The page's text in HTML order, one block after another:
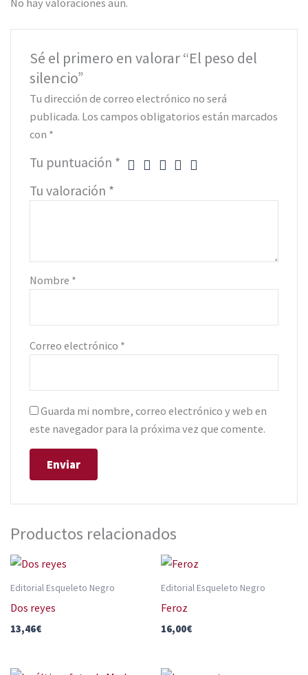
Sé el primero en valorar “El peso del
silencio”
Tu dirección de correo electrónico no será
publicada. Los campos obligatorios están marcados
con *
Tu puntuación *
Tu valoración *
Nombre *
Correo electrónico *
Guarda mi nombre, correo electrónico y web en
este navegador para la próxima vez que comente.
Productos relacionados
Editorial Esqueleto Negro
Dos reyes
13,46€
Editorial Esqueleto Negro
Feroz
16,00€